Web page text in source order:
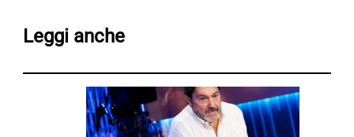
Leggi anche